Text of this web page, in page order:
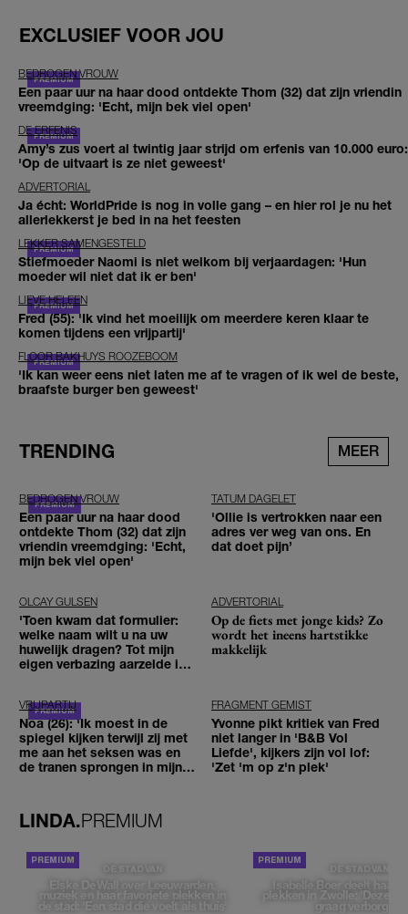
EXCLUSIEF VOOR JOU
BEDROGEN VROUW
Een paar uur na haar dood ontdekte Thom (32) dat zijn vriendin
vreemdging: 'Echt, mijn bek viel open'
DE ERFENIS
Amy’s zus voert al twintig jaar strijd om erfenis van 10.000 euro:
'Op de uitvaart is ze niet geweest'
ADVERTORIAL
Ja écht: WorldPride is nog in volle gang – en hier rol je nu het
allerlekkerst je bed in na het feesten
LEKKER SAMENGESTELD
Stiefmoeder Naomi is niet welkom bij verjaardagen: 'Hun
moeder wil niet dat ik er ben'
LIEVE HELEEN
Fred (55): 'Ik vind het moeilijk om meerdere keren klaar te
komen tijdens een vrijpartij'
FLOOR BAKHUYS ROOZEBOOM
'Ik kan weer eens niet laten me af te vragen of ik wel de beste,
braafste burger ben geweest'
TRENDING MEER
BEDROGEN VROUW
Een paar uur na haar dood
ontdekte Thom (32) dat zijn
vriendin vreemdging: 'Echt,
mijn bek viel open'
TATUM DAGELET
'Ollie is vertrokken naar een
adres ver weg van ons. En
dat doet pijn’
OLCAY GULSEN
'Toen kwam dat formulier:
welke naam wilt u na uw
huwelijk dragen? Tot mijn
eigen verbazing aarzelde ik
ADVERTORIAL
Op de fiets met jonge kids? Zo
wordt het ineens hartstikke
makkelijk
VRIJPARTIJ
Noa (26): 'Ik moest in de
spiegel kijken terwijl zij met
me aan het seksen was en
de tranen sprongen in mijn
FRAGMENT GEMIST
Yvonne pikt kritiek van Fred
niet langer in 'B&B Vol
Liefde', kijkers zijn vol lof:
'Zet 'm op z'n plek'
LINDA.PREMIUM
DE STAD VAN
Elske DeWall over Leeuwarden,
muziek en haar favoriete plekken in
de stad: 'Een stad die voelt als thuis'
DE STAD VAN
Isabelle Boer deelt haar
plekken in Zwolle: 'Deze
graag verborgen'